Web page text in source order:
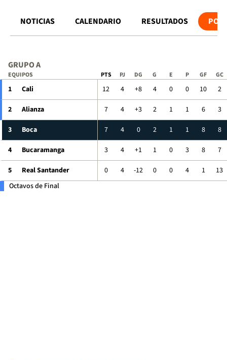
NOTICIAS CALENDARIO RESULTADOS
GRUPO A
EQUIPOS PTS PJ DG G E P GF GC
1 Cali 12 4 +8 4 0 0 10
2
2
Alianza 7 4 +3 2 1 1 6
3
3
Boca 7 4 0 2 1 1 8
8
4
Bucaramanga 3 4 +1 1 0 3 8
7
5
Real Santander 0 4 -12 0 0 4 1
13
Octavos de Final